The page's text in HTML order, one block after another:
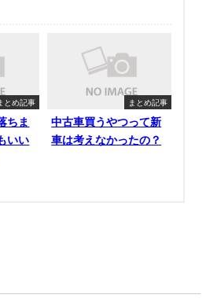
とめ記事
ちま
いい
まとめ記事
中古車買うやつって新
車は考えなかったの？